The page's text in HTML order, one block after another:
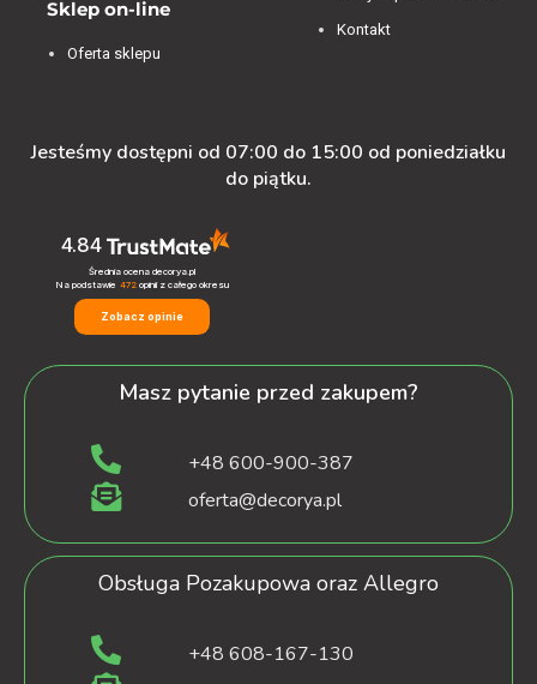
Sklep on-line
Oferta sklepu
Kontakt
Jesteśmy dostępni od 07:00 do 15:00 od poniedziałku
do piątku.
4.84
Średnia ocena decorya.pl
Na podstawie 472opinii z całego okresu
Zobacz opinie
Masz pytanie przed zakupem?
+48 600-900-387
oferta@decorya.pl
Obsługa Pozakupowa oraz Allegro
+48 608-167-130